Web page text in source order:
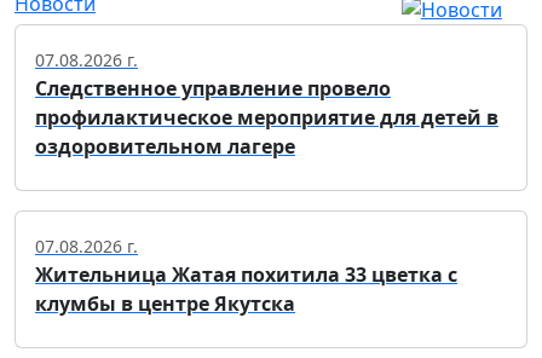
07.08.2026 г.
Следственное управление провело
профилактическое мероприятие для детей в
оздоровительном лагере
07.08.2026 г.
Жительница Жатая похитила 33 цветка с
клумбы в центре Якутска